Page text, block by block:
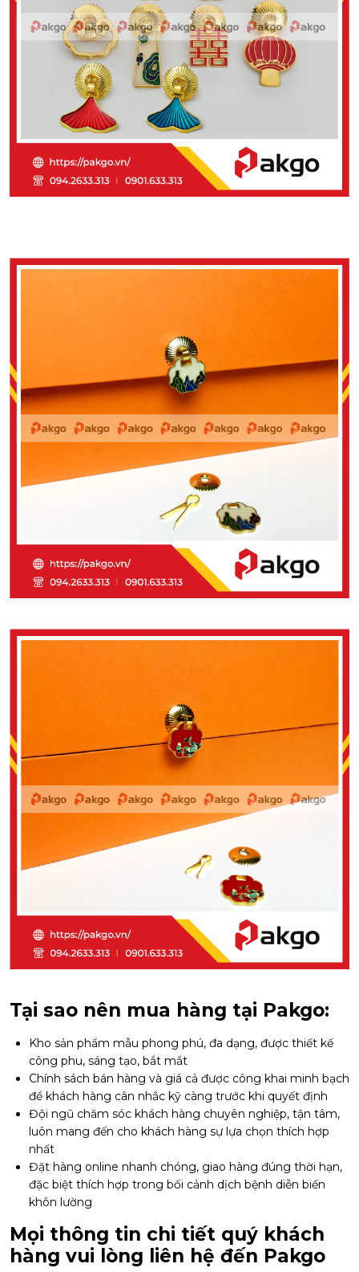
Tại sao nên mua hàng tại Pakgo:
Kho sản phẩm mẫu phong phú, đa dạng, được thiết kế
công phu, sáng tạo, bắt mắt
Chính sách bán hàng và giá cả được công khai minh bạch
để khách hàng cân nhắc kỹ càng trước khi quyết định
Đội ngũ chăm sóc khách hàng chuyên nghiệp, tận tâm,
luôn mang đến cho khách hàng sự lựa chọn thích hợp
nhất
Đặt hàng online nhanh chóng, giao hàng đúng thời hạn,
đặc biệt thích hợp trong bối cảnh dịch bệnh diễn biến
khôn lường
Mọi thông tin chi tiết quý khách
hàng vui lòng liên hệ đến Pakgo